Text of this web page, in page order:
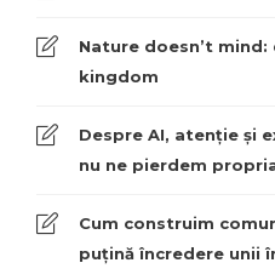
Nature doesn’t
kingdom
Despre AI, atenție și
nu ne pierdem
Cum construim
puțină încredere unii